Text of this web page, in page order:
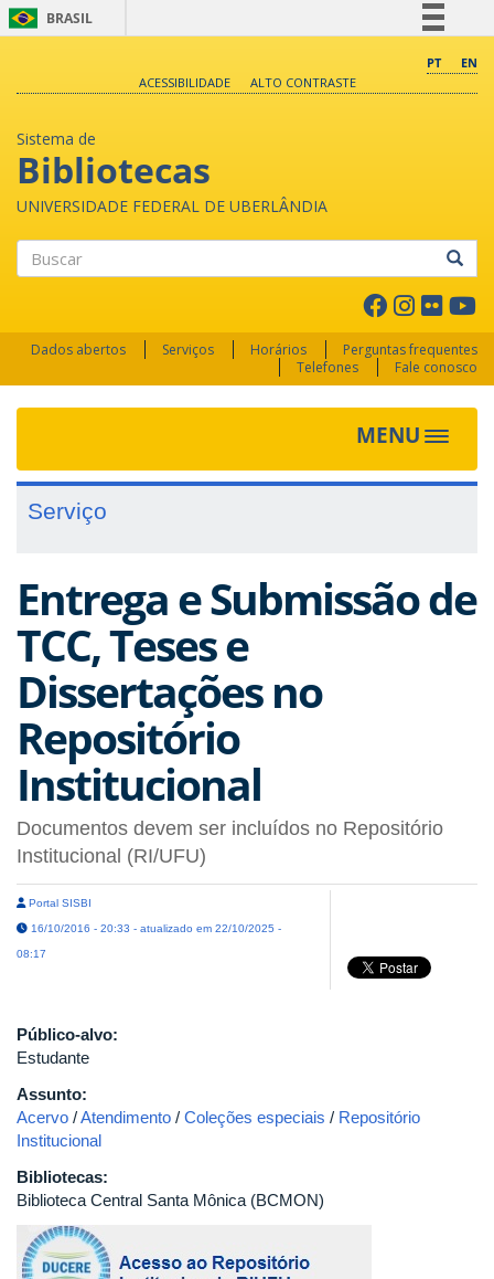
BRASIL
Comunica BR
PT
EN
ACESSIBILIDADE
ALTO CONTRASTE
Sistema de
Bibliotecas
UNIVERSIDADE FEDERAL DE UBERLÂNDIA
Dados abertos Serviços Horários
Perguntas frequentes
Telefones
Fale conosco
MENU Toggle
Serviço
Entrega e Submissão de
TCC, Teses e
Dissertações no
Repositório
Institucional
Documentos devem ser incluídos no Repositório
Institucional (RI/UFU)
Portal SISBI
16/10/2016 - 20:33 - atualizado em 22/10/2025 -
08:17
Público-alvo:
Estudante
Assunto:
Acervo /Atendimento / Coleções especiais / Repositório
Institucional
Bibliotecas:
Biblioteca Central Santa Mônica (BCMON)